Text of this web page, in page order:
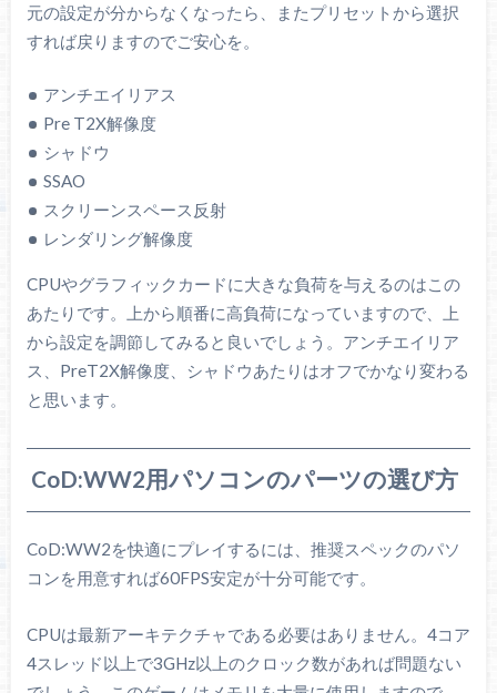
元の設定が分からなくなったら、またプリセットから選択
すれば戻りますのでご安心を。
アンチエイリアス
Pre T2X解像度
シャドウ
SSAO
スクリーンスペース反射
レンダリング解像度
CPUやグラフィックカードに大きな負荷を与えるのはこの
あたりです。上から順番に高負荷になっていますので、上
から設定を調節してみると良いでしょう。アンチエイリア
ス、PreT2X解像度、シャドウあたりはオフでかなり変わる
と思います。
CoD:WW2用パソコンのパーツの選び方
CoD:WW2を快適にプレイするには、推奨スペックのパソ
コンを用意すれば60FPS安定が十分可能です。
CPUは最新アーキテクチャである必要はありません。4コア
4スレッド以上で3GHz以上のクロック数があれば問題ない